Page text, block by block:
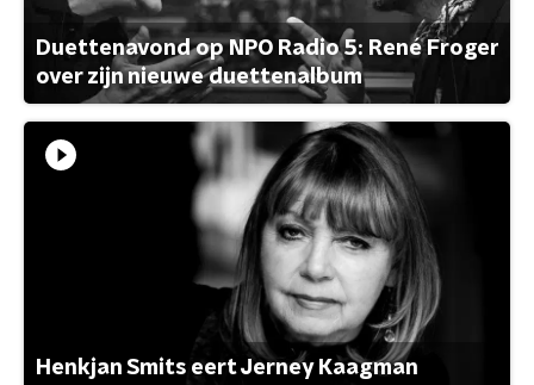
Duettenavond op NPO Radio 5: René Froger
over zijn nieuwe duettenalbum
Henkjan Smits eert Jerney Kaagman